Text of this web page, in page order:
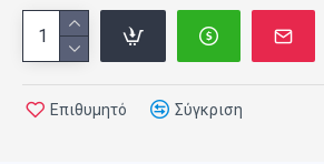
Επιθυμητό Σύγκριση